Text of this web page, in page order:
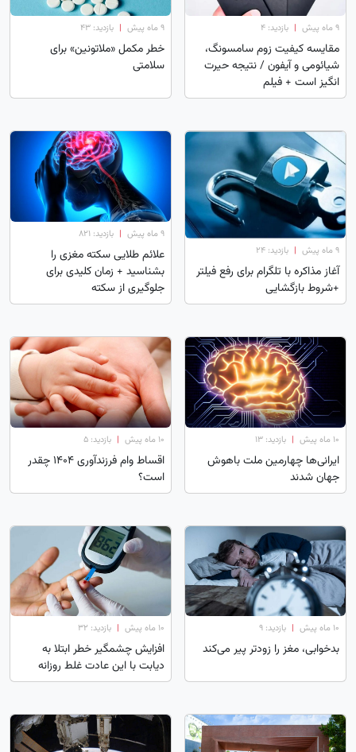
۹ ماه پیش | بازدید: 4
مقایسه کیفیت زوم سامسونگ،
شیائومی و آیفون / نتیجه حیرت
انگیز است + فیلم
۹ ماه پیش | بازدید: 43
خطر مکمل «ملاتونین» برای
سلامتی
۹ ماه پیش | بازدید: 24
آغاز مذاکره با تلگرام برای رفع فیلتر
+شروط بازگشایی
۹ ماه پیش | بازدید: 821
علائم طلایی سکته مغزی را
بشناسید + زمان کلیدی برای
جلوگیری از سکته
۱۰ ماه پیش | بازدید: 13
ایرانی‌ها چهارمین ملت باهوش
جهان شدند
۱۰ ماه پیش | بازدید: 5
اقساط وام فرزندآوری ۱۴۰۴ چقدر
است؟
۱۰ ماه پیش | بازدید: 9
بدخوابی، مغز را زودتر پیر می‌کند
۱۰ ماه پیش | بازدید: 32
افزایش چشمگیر خطر ابتلا به
دیابت با این عادت غلط روزانه